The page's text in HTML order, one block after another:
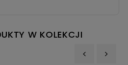
W KOLEKCJI